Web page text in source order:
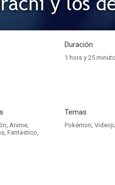
Duración
1 hora y 25
, Anime,
, Fantástico,
Temas
Pokémon,